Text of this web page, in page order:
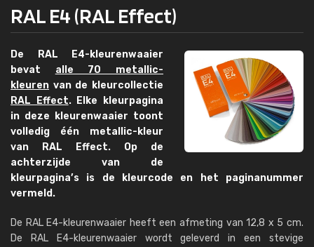
RAL E4 (RAL Effect)
De RAL E4-kleurenwaaier
bevat alle 70 metallic-
kleuren van de kleurcollectie
RAL Effect. Elke kleurpagina
in deze kleurenwaaier toont
volledig één metallic-kleur
van RAL Effect. Op de
achterzijde van de
kleurpagina’s is de kleurcode en het paginanummer
vermeld.
De RAL E4-kleurenwaaier heeft een afmeting van 12,8 x 5 cm.
De RAL E4-kleurenwaaier wordt geleverd in een stevige